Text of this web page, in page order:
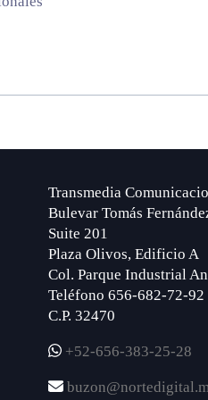
Transmedia
Bulevar Tomás
Suite 201
Plaza Olivos, Edificio A
Col. Parque Industrial
Teléfono 656-682-72-92
C.P. 32470
+52-656-383-25-28